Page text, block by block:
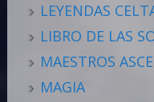
LEYENDAS
LIBRO DE LAS
MAESTROS
MAGIA